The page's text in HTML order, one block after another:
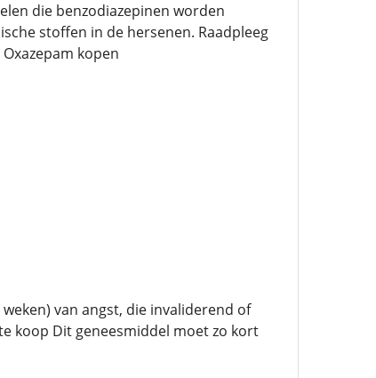
die benzodiazepinen worden
stoffen in de hersenen. Raadpleeg
kopen
van angst, die invaliderend of
koop Dit geneesmiddel moet zo kort